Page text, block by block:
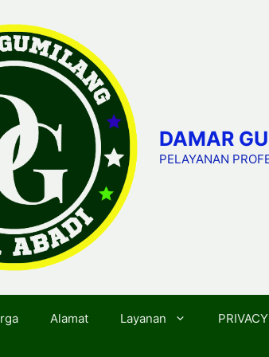
DAMAR
PELAYANAN
Alamat Layanan